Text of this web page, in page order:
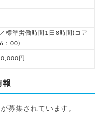
標準労働時間1日8時間(コア
：00)
円
報
募集されています。